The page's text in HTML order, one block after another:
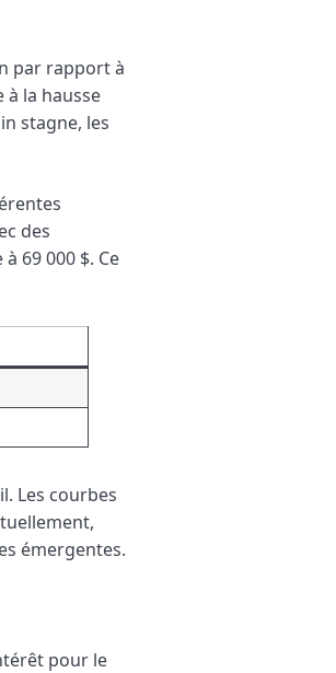
par rapport à
à la hausse
stagne, les
des
69 000 $. Ce
Les courbes
émergentes.
pour le